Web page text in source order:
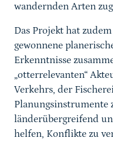
wandernden Arten
Das Projekt hat
gewonnene
Erkenntnisse
„otterrelevanten“
Verkehrs, der
Planungsinstrumente
länderübergreifend
helfen, Konflikte zu